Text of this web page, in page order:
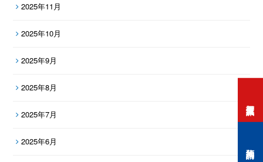
2025年11月
2025年10月
2025年9月
2025年8月
2025年7月
2025年6月